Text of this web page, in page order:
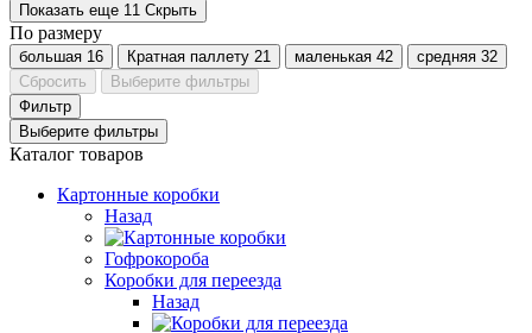
Показать еще 11 Скрыть
По размеру
большая 16 Кратная паллету 21 маленькая 42 средняя 32
Сбросить
Выберите фильтры
Фильтр
Выберите фильтры
Каталог товаров
Картонные коробки
Назад
Гофрокороба
Коробки для переезда
Назад